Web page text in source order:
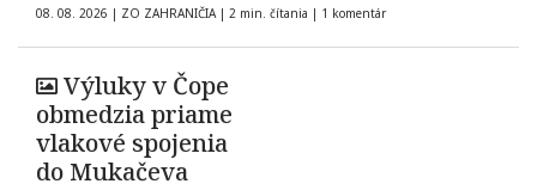
08. 08. 2026 | ZO ZAHRANIČIA | 2 min. čítania | 1 komentár
Výluky v Čope
obmedzia priame
vlakové spojenia
do Mukačeva